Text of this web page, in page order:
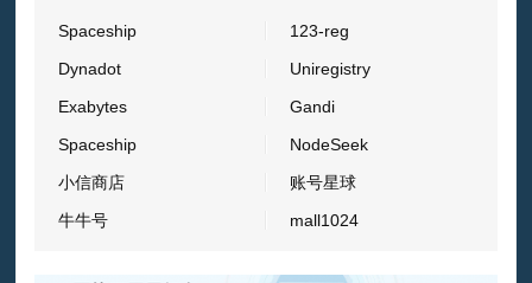
Spaceship
123-reg
Dynadot
Uniregistry
Exabytes
Gandi
Spaceship
NodeSeek
小信商店
账号星球
牛牛号
mall1024